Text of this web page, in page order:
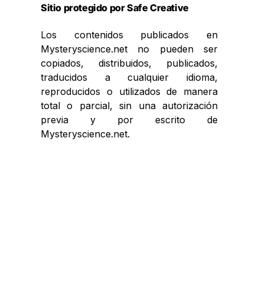
Sitio protegido por Safe Creative
Los contenidos publicados en
Mysteryscience.net no pueden ser
copiados, distribuidos, publicados,
traducidos a cualquier idioma,
reproducidos o utilizados de manera
total o parcial, sin una autorización
previa y por escrito de
Mysteryscience.net.